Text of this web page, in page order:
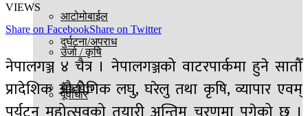
आटोमोबाईल
उर्जा / कृषि
बैंक वित्त
दुर्घटना/अपराध
पूर्वाधार
VIEWS
Share on FacebookShare on Twitter
नेपालगञ्ज ४ चैत्र । नेपालगञ्जको वाटरपार्कमा हुने सातौँ
प्रादेशिक औद्योगिक लघु, घरेलु तथा कृषि, व्यापार एवम्